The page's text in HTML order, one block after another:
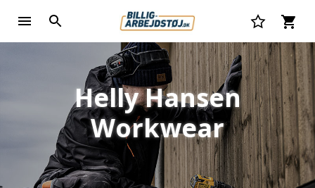
Helly Hansen
Workwear